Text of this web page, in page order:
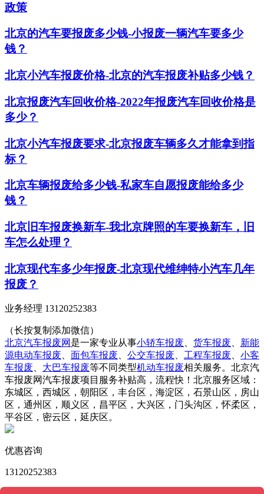
政策
北京的汽车要报废多少钱-小报废一辆汽车要多少
钱？
北京小汽车报废价格-北京的汽车报废补贴多少钱？
北京报废汽车回收价格-2022年报废汽车回收价格是
多少？
北京小汽车报废要求-北京报废车辆多久才能拿到指
标？
北京车辆报废给多少钱-私家车自愿报废能给多少
钱？
北京旧车报废换新车-我北京牌照的车要换新车，旧
车怎么处理？
北京现代车多少年报废-北京现代维绅特小汽车几年
报废？
业务经理 13120252383
（长按复制添加微信）
北京汽车报废网 是一家专业从事小轿车报废 货车报废
新能
源电动车报废
面包车报废 公交车报废 工程车报废
小客
车报废
大巴车报废等不同类型机动车报废相关服务。北京汽
车报废网汽车报废项目服务补贴高，流程快！北京服务区域：
东城区，西城区，朝阳区，丰台区，海淀区，石景山区，房山
区，通州区，顺义区，昌平区，大兴区，门头沟区，怀柔区，
平谷区，密云区，延庆区。
优惠咨询
13120252383